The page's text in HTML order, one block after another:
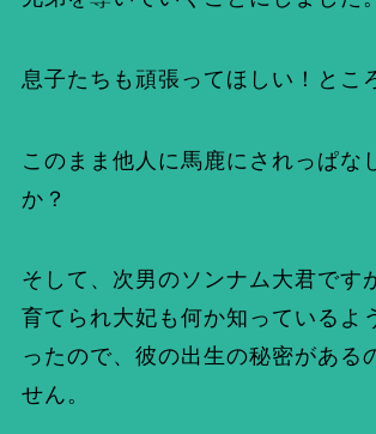
息子たちも頑張ってほしい！とこ
このまま他人に馬鹿にされっぱな
か？
そして、次男のソンナム大君です
育てられ大妃も何か知っているよ
ったので、彼の出生の秘密がある
せん。